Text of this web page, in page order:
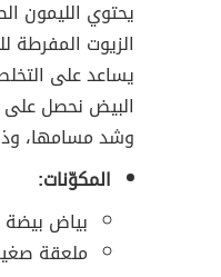
يحتوي الليمون
الزيوت المفرطة
يساعد على
البيض نحصل على
وشد مسامها،
المكوّنات:
بياض
ملعقة